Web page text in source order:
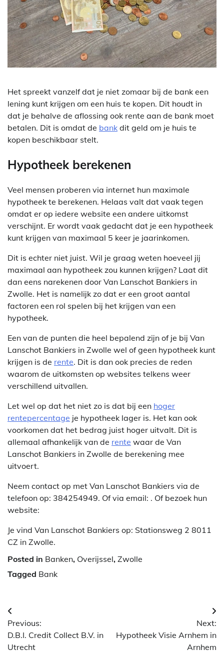
Het spreekt vanzelf dat je niet zomaar bij de bank een
lening kunt krijgen om een huis te kopen. Dit houdt in
dat je behalve de aflossing ook rente aan de bank moet
betalen. Dit is omdat de bank dit geld om je huis te
kopen beschikbaar stelt.
Hypotheek berekenen
Veel mensen proberen via internet hun maximale
hypotheek te berekenen. Helaas valt dat vaak tegen
omdat er op iedere website een andere uitkomst
verschijnt. Er wordt vaak gedacht dat je een hypotheek
kunt krijgen van maximaal 5 keer je jaarinkomen.
Dit is echter niet juist. Wil je graag weten hoeveel jij
maximaal aan hypotheek zou kunnen krijgen? Laat dit
dan eens narekenen door Van Lanschot Bankiers in
Zwolle. Het is namelijk zo dat er een groot aantal
factoren een rol spelen bij het krijgen van een
hypotheek.
Een van de punten die heel bepalend zijn of je bij Van
Lanschot Bankiers in Zwolle wel of geen hypotheek kunt
krijgen is de rente. Dit is dan ook precies de reden
waarom de uitkomsten op websites telkens weer
verschillend uitvallen.
Let wel op dat het niet zo is dat bij een hoger
rentepercentage je hypotheek lager is. Het kan ook
voorkomen dat het bedrag juist hoger uitvalt. Dit is
allemaal afhankelijk van de rente waar de Van
Lanschot Bankiers in Zwolle de berekening mee
uitvoert.
Neem contact op met Van Lanschot Bankiers via de
telefoon op: 384254949. Of via email: . Of bezoek hun
website:
Je vind Van Lanschot Bankiers op: Stationsweg 2 8011
CZ in Zwolle.
Posted in Banken, Overijssel, Zwolle
Tagged Bank
Berichtnavigatie
Previous:
D.B.I. Credit Collect B.V. in
Utrecht
Next:
Hypotheek Visie Arnhem in
Arnhem